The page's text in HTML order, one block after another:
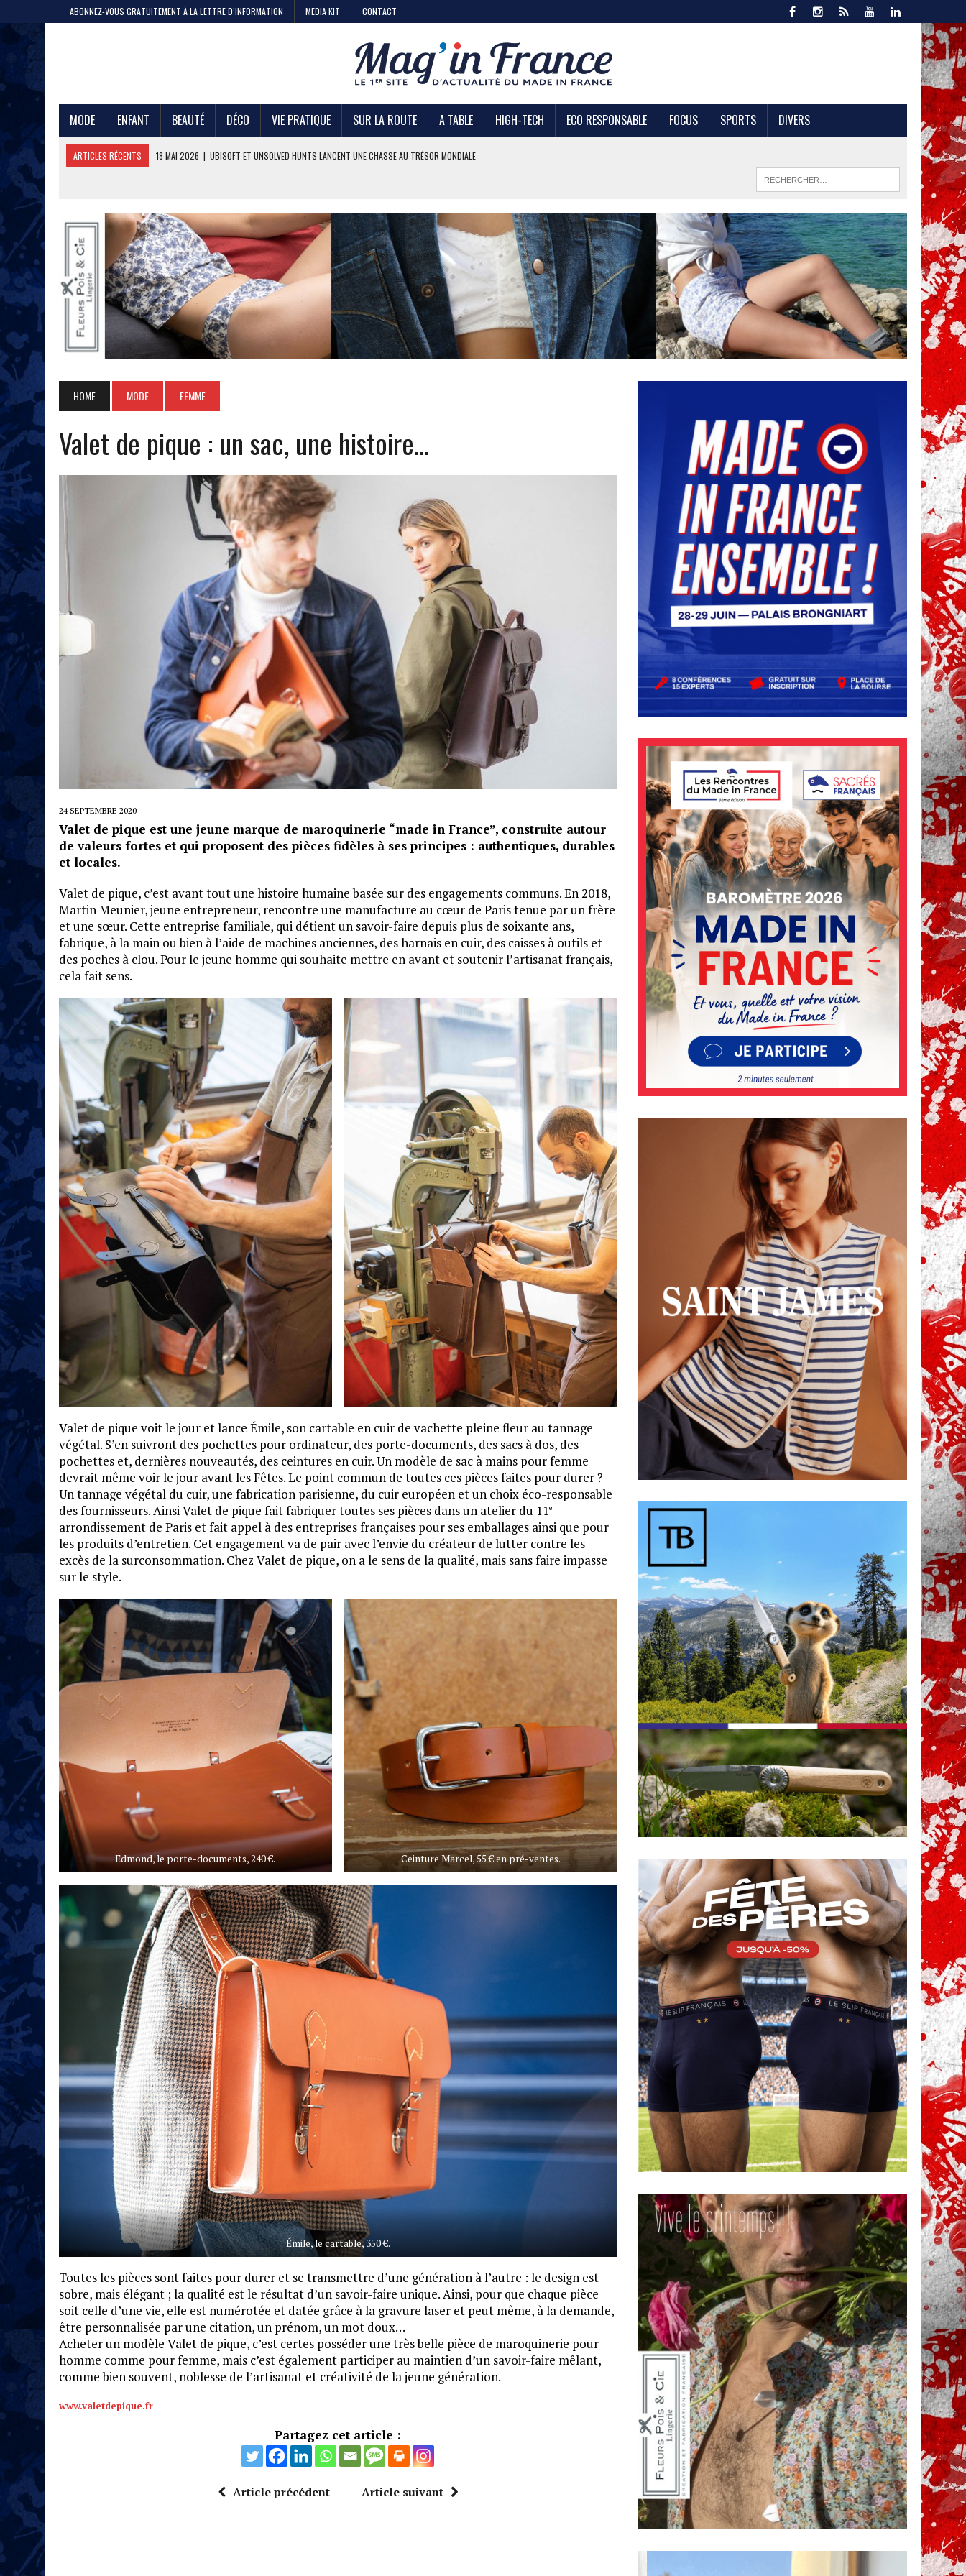
ABONNEZ-VOUS GRATUITEMENT À LA LETTRE D’INFORMATION MEDIA KIT CONTACT
MODE ENFANT BEAUTÉ DÉCO VIE PRATIQUE SUR LA ROUTE A TABLE HIGH-TECH ECO RESPONSABLE FOCUS SPORTS DIVERS
ARTICLES RÉCENTS 11 MAI 2026 | CRISTEL, 200 ANS DE SAVOIR-FAIRE
24 AVRIL 2026 | DEEPFOIL, POUR LES ADEPTES DU GRAND BLEU
21 AVRIL 2026 | 100 000 JEANS FABRIQUÉS EN FRANCE POUR JULES ET KIABI
17 AVRIL 2026 | DURALEX LANCE PICARDIE 58 CL, REMÈDE OU ERREUR DE STRATÉGIE ?
3 JUIN 2026 | L’ÉTERNELLE MARINIÈRE SAINT JAMES
18 MAI 2026
UBISOFT ET UNSOLVED HUNTS LANCENT UNE CHASSE AU TRÉSOR MONDIALE
HOME MODE FEMME
Valet de pique : un sac, une histoire…
24 SEPTEMBRE 2020
Valet de pique est une jeune marque de maroquinerie “made in France”, construite autour
de valeurs fortes et qui proposent des pièces fidèles à ses principes : authentiques, durables
et locales.
Valet de pique, c’est avant tout une histoire humaine basée sur des engagements communs. En 2018,
Martin Meunier, jeune entrepreneur, rencontre une manufacture au cœur de Paris tenue par un frère
et une sœur. Cette entreprise familiale, qui détient un savoir-faire depuis plus de soixante ans,
fabrique, à la main ou bien à l’aide de machines anciennes, des harnais en cuir, des caisses à outils et
des poches à clou. Pour le jeune homme qui souhaite mettre en avant et soutenir l’artisanat français,
cela fait sens.
Valet de pique voit le jour et lance Émile, son cartable en cuir de vachette pleine fleur au tannage
végétal. S’en suivront des pochettes pour ordinateur, des porte-documents, des sacs à dos, des
pochettes et, dernières nouveautés, des ceintures en cuir. Un modèle de sac à mains pour femme
devrait même voir le jour avant les Fêtes. Le point commun de toutes ces pièces faites pour durer ?
Un tannage végétal du cuir, une fabrication parisienne, du cuir européen et un choix éco-responsable
des fournisseurs. Ainsi Valet de pique fait fabriquer toutes ses pièces dans un atelier du 11e
arrondissement de Paris et fait appel à des entreprises françaises pour ses emballages ainsi que pour
les produits d’entretien. Cet engagement va de pair avec l’envie du créateur de lutter contre les
excès de la surconsommation. Chez Valet de pique, on a le sens de la qualité, mais sans faire impasse
sur le style.
Edmond, le porte-documents, 240 €. Ceinture Marcel, 55 € en pré-ventes.
Émile, le cartable, 350 €.
Toutes les pièces sont faites pour durer et se transmettre d’une génération à l’autre : le design est
sobre, mais élégant ; la qualité est le résultat d’un savoir-faire unique. Ainsi, pour que chaque pièce
soit celle d’une vie, elle est numérotée et datée grâce à la gravure laser et peut même, à la demande,
être personnalisée par une citation, un prénom, un mot doux…
Acheter un modèle Valet de pique, c’est certes posséder une très belle pièce de maroquinerie pour
homme comme pour femme, mais c’est également participer au maintien d’un savoir-faire mêlant,
comme bien souvent, noblesse de l’artisanat et créativité de la jeune génération.
www.valetdepique.fr
Partagez cet article :
Article précédent Article suivant